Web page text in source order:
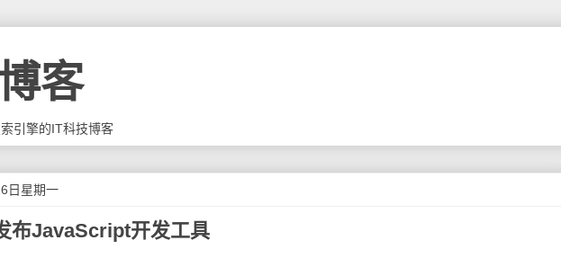
客
引擎的IT科技博客
日星期一
布JavaScript开发工具